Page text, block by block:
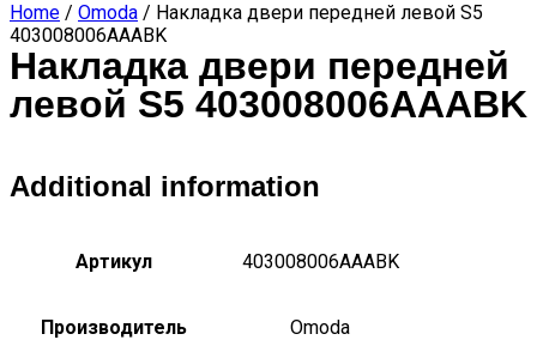
Home / Omoda / Накладка двери передней левой S5
403008006AAABK
Накладка двери передней
левой S5 403008006AAABK
Additional information
Артикул 403008006AAABK
Производитель Omoda